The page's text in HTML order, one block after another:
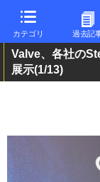
カテゴリ 過去記
Valve、各社の
展示(1/13)